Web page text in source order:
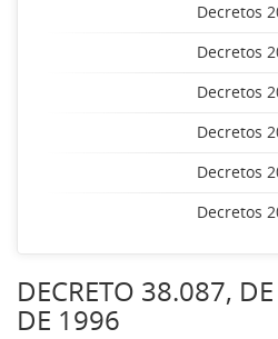
Decretos
Decretos
Decretos
Decretos
Decretos
Decretos
DECRETO 38.087,
DE 1996